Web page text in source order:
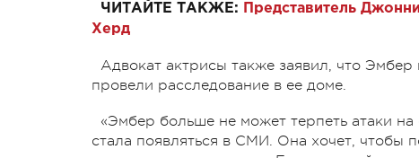
ЧИТАЙТЕ ТАКЖЕ:
Представитель
Херд
Адвокат актрисы также заявил, что
провели расследование в ее доме.
«Эмбер больше не может терпеть атаки
стала появляться в СМИ. Она хочет, чтобы